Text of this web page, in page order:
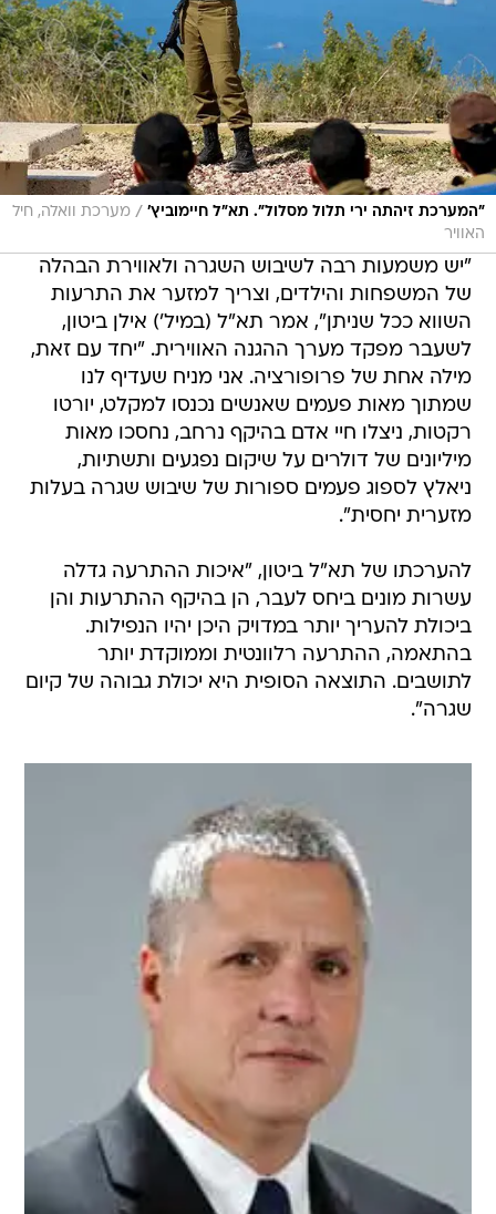
"המערכת זיהתה ירי תלול מסלול". תא"ל חיימוביץ' / מערכת וואלה, חיל
האוויר
"יש משמעות רבה לשיבוש השגרה ולאווירת הבהלה
של המשפחות והילדים, וצריך למזער את התרעות
השווא ככל שניתן", אמר תא"ל (במיל') אילן ביטון,
לשעבר מפקד מערך ההגנה האווירית. "יחד עם זאת,
מילה אחת של פרופורציה. אני מניח שעדיף לנו
שמתוך מאות פעמים שאנשים נכנסו למקלט, יורטו
רקטות, ניצלו חיי אדם בהיקף נרחב, נחסכו מאות
מיליונים של דולרים על שיקום נפגעים ותשתיות,
ניאלץ לספוג פעמים ספורות של שיבוש שגרה בעלות
מזערית יחסית".
להערכתו של תא"ל ביטון, "איכות ההתרעה גדלה
עשרות מונים ביחס לעבר, הן בהיקף ההתרעות והן
ביכולת להעריך יותר במדויק היכן יהיו הנפילות.
בהתאמה, ההתרעה רלוונטית וממוקדת יותר
לתושבים. התוצאה הסופית היא יכולת גבוהה של קיום
שגרה".